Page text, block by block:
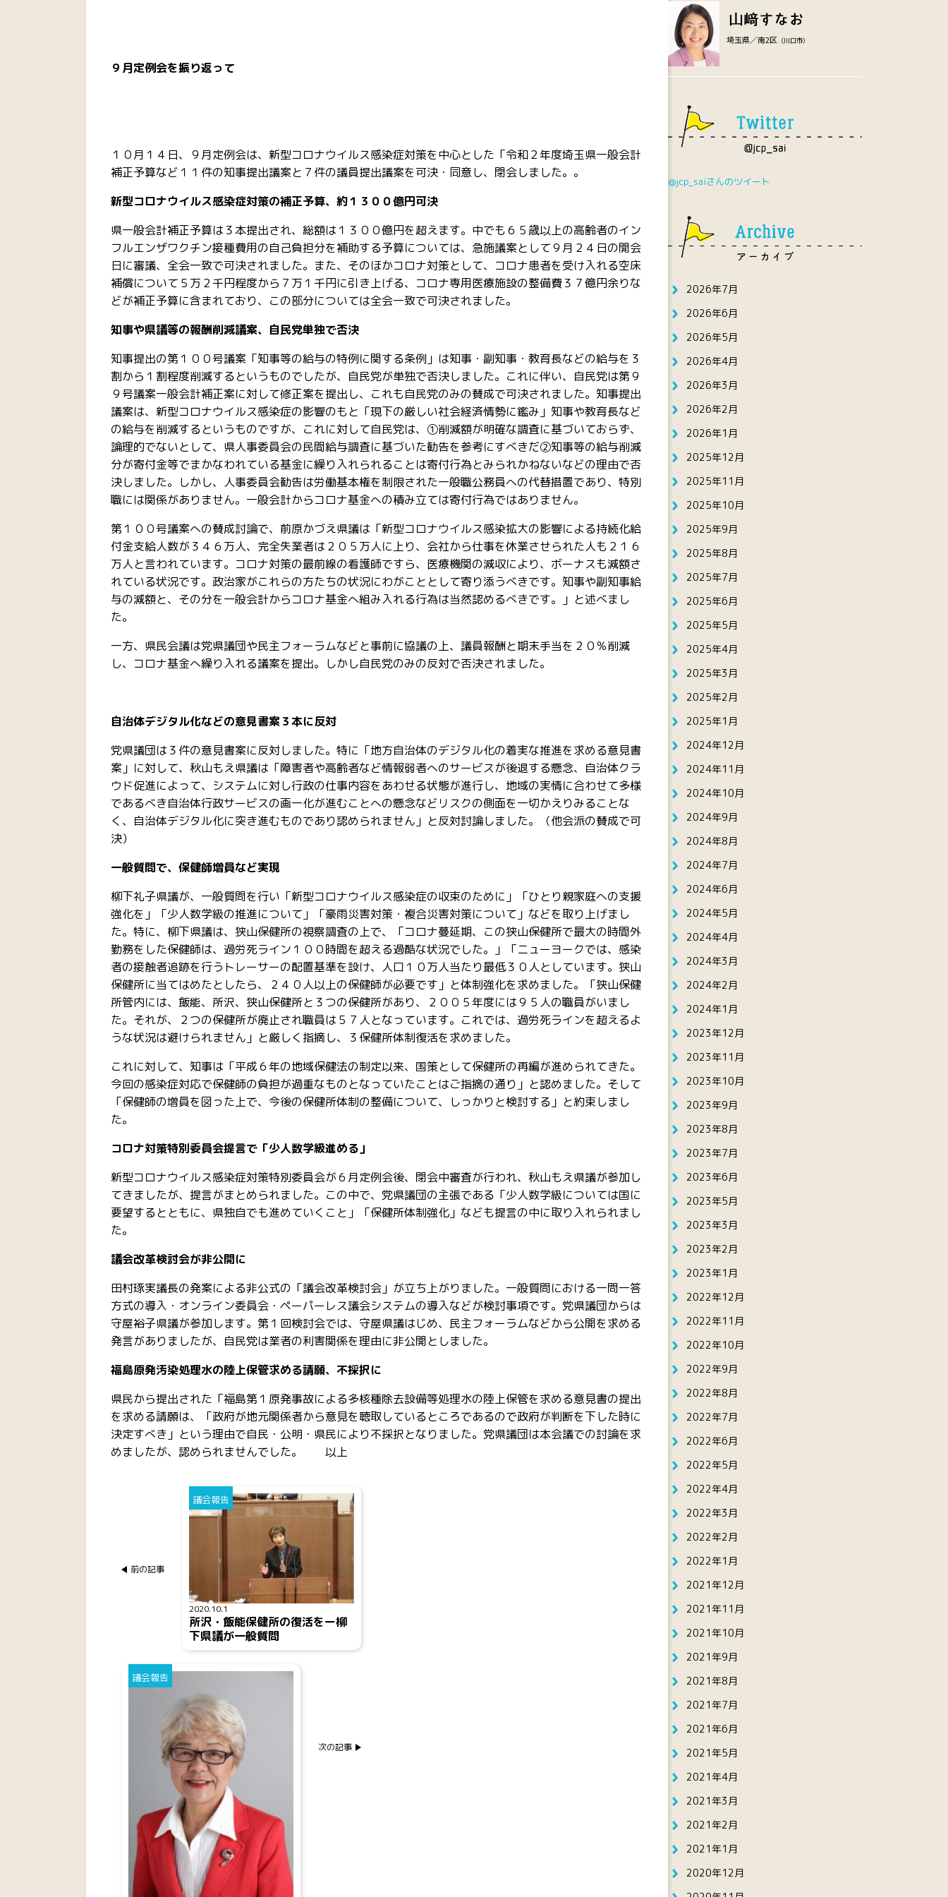
９月定例会を振り返って
１０月１４日、９月定例会は、新型コロナウイルス感染症対策を中心とした「令和２年度埼玉県一般会計
補正予算など１１件の知事提出議案と７件の議員提出議案を可決・同意し、閉会しました。。
新型コロナウイルス感染症対策の補正予算、約１３００億円可決
県一般会計補正予算は３本提出され、総額は１３００億円を超えます。中でも６５歳以上の高齢者のイン
フルエンザワクチン接種費用の自己負担分を補助する予算については、急施議案として９月２４日の開会
日に審議、全会一致で可決されました。また、そのほかコロナ対策として、コロナ患者を受け入れる空床
補償について５万２千円程度から７万１千円に引き上げる、コロナ専用医療施設の整備費３７億円余りな
どが補正予算に含まれており、この部分については全会一致で可決されました。
知事や県議等の報酬削減議案、自民党単独で否決
知事提出の第１００号議案「知事等の給与の特例に関する条例」は知事・副知事・教育長などの給与を３
割から１割程度削減するというものでしたが、自民党が単独で否決しました。これに伴い、自民党は第９
９号議案一般会計補正案に対して修正案を提出し、これも自民党のみの賛成で可決されました。知事提出
議案は、新型コロナウイルス感染症の影響のもと「現下の厳しい社会経済情勢に鑑み」知事や教育長など
の給与を削減するというものですが、これに対して自民党は、①削減額が明確な調査に基づいておらず、
論理的でないとして、県人事委員会の民間給与調査に基づいた勧告を参考にすべきだ②知事等の給与削減
分が寄付金等でまかなわれている基金に繰り入れられることは寄付行為とみられかねないなどの理由で否
決しました。しかし、人事委員会勧告は労働基本権を制限された一般職公務員への代替措置であり、特別
職には関係がありません。一般会計からコロナ基金への積み立ては寄付行為ではありません。
第１００号議案への賛成討論で、前原かづえ県議は「新型コロナウイルス感染拡大の影響による持続化給
付金支給人数が３４６万人、完全失業者は２０５万人に上り、会社から仕事を休業させられた人も２１６
万人と言われています。コロナ対策の最前線の看護師ですら、医療機関の減収により、ボーナスも減額さ
れている状況です。政治家がこれらの方たちの状況にわがこととして寄り添うべきです。知事や副知事給
与の減額と、その分を一般会計からコロナ基金へ組み入れる行為は当然認めるべきです。」と述べまし
た。
一方、県民会議は党県議団や民主フォーラムなどと事前に協議の上、議員報酬と期末手当を２０％削減
し、コロナ基金へ繰り入れる議案を提出。しかし自民党のみの反対で否決されました。
自治体デジタル化などの意見書案３本に反対
党県議団は３件の意見書案に反対しました。特に「地方自治体のデジタル化の着実な推進を求める意見書
案」に対して、秋山もえ県議は「障害者や高齢者など情報弱者へのサービスが後退する懸念、自治体クラ
ウド促進によって、システムに対し行政の仕事内容をあわせる状態が進行し、地域の実情に合わせて多様
であるべき自治体行政サービスの画一化が進むことへの懸念などリスクの側面を一切かえりみることな
く、自治体デジタル化に突き進むものであり認められません」と反対討論しました。（他会派の賛成で可
決）
一般質問で、保健師増員など実現
柳下礼子県議が、一般質問を行い「新型コロナウイルス感染症の収束のために」「ひとり親家庭への支援
強化を」「少人数学級の推進について」「豪雨災害対策・複合災害対策について」などを取り上げまし
た。特に、柳下県議は、狭山保健所の視察調査の上で、「コロナ蔓延期、この狭山保健所で最大の時間外
勤務をした保健師は、過労死ライン１００時間を超える過酷な状況でした。」「ニューヨークでは、感染
者の接触者追跡を行うトレーサーの配置基準を設け、人口１０万人当たり最低３０人としています。狭山
保健所に当てはめたとしたら、２４０人以上の保健師が必要です」と体制強化を求めました。「狭山保健
所管内には、飯能、所沢、狭山保健所と３つの保健所があり、２００５年度には９５人の職員がいまし
た。それが、２つの保健所が廃止され職員は５７人となっています。これでは、過労死ラインを超えるよ
うな状況は避けられません」と厳しく指摘し、３保健所体制復活を求めました。
これに対して、知事は「平成６年の地域保健法の制定以来、国策として保健所の再編が進められてきた。
今回の感染症対応で保健師の負担が過重なものとなっていたことはご指摘の通り」と認めました。そして
「保健師の増員を図った上で、今後の保健所体制の整備について、しっかりと検討する」と約束しまし
た。
コロナ対策特別委員会提言で「少人数学級進める」
新型コロナウイルス感染症対策特別委員会が６月定例会後、閉会中審査が行われ、秋山もえ県議が参加し
てきましたが、提言がまとめられました。この中で、党県議団の主張である「少人数学級については国に
要望するとともに、県独自でも進めていくこと」「保健所体制強化」なども提言の中に取り入れられまし
た。
議会改革検討会が非公開に
田村琢実議長の発案による非公式の「議会改革検討会」が立ち上がりました。一般質問における一問一答
方式の導入・オンライン委員会・ペーパーレス議会システムの導入などが検討事項です。党県議団からは
守屋裕子県議が参加します。第１回検討会では、守屋県議はじめ、民主フォーラムなどから公開を求める
発言がありましたが、自民党は業者の利害関係を理由に非公開としました。
福島原発汚染処理水の陸上保管求める請願、不採択に
県民から提出された「福島第１原発事故による多核種除去設備等処理水の陸上保管を求める意見書の提出
を求める請願は、「政府が地元関係者から意見を聴取しているところであるので政府が判断を下した時に
決定すべき」という理由で自民・公明・県民により不採択となりました。党県議団は本会議での討論を求
めましたが、認められませんでした。 以上
前の記事
2020.10.1
議会報告
所沢・飯能保健所の復活をー柳
下県議が一般質問
議会報告
次の記事
埼玉県／南2区 （川口市）
@jcp_saiさんのツイート
2026年7月
2026年6月
2026年5月
2026年4月
2026年3月
2026年2月
2026年1月
2025年12月
2025年11月
2025年10月
2025年9月
2025年8月
2025年7月
2025年6月
2025年5月
2025年4月
2025年3月
2025年2月
2025年1月
2024年12月
2024年11月
2024年10月
2024年9月
2024年8月
2024年7月
2024年6月
2024年5月
2024年4月
2024年3月
2024年2月
2024年1月
2023年12月
2023年11月
2023年10月
2023年9月
2023年8月
2023年7月
2023年6月
2023年5月
2023年3月
2023年2月
2023年1月
2022年12月
2022年11月
2022年10月
2022年9月
2022年8月
2022年7月
2022年6月
2022年5月
2022年4月
2022年3月
2022年2月
2022年1月
2021年12月
2021年11月
2021年10月
2021年9月
2021年8月
2021年7月
2021年6月
2021年5月
2021年4月
2021年3月
2021年2月
2021年1月
2020年12月